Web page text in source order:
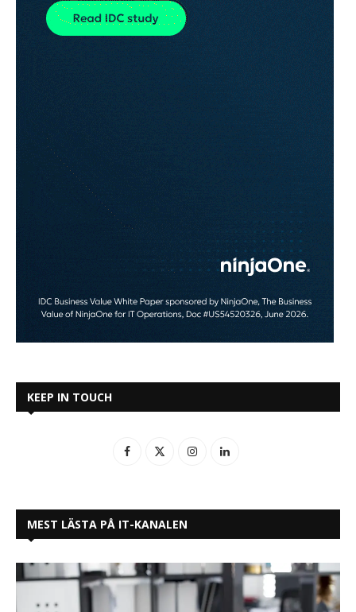
KEEP IN TOUCH
MEST LÄSTA PÅ IT-KANALEN